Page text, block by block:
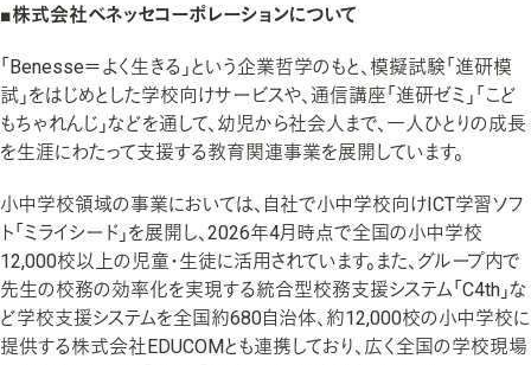
■株式会社ベネッセコーポレーションについて
「Benesse＝よく生きる」という企業哲学のもと、模擬試験「進研模
試」をはじめとした学校向けサービスや、通信講座「進研ゼミ」「こど
もちゃれんじ」などを通して、幼児から社会人まで、一人ひとりの成長
を生涯にわたって支援する教育関連事業を展開しています。
小中学校領域の事業においては、自社で小中学校向けICT学習ソフ
ト「ミライシード」を展開し、2026年4月時点で全国の小中学校
12,000校以上の児童・生徒に活用されています。また、グループ内で
先生の校務の効率化を実現する統合型校務支援システム「C4th」な
ど学校支援システムを全国約680自治体、約12,000校の小中学校に
提供する株式会社EDUCOMとも連携しており、広く全国の学校現場